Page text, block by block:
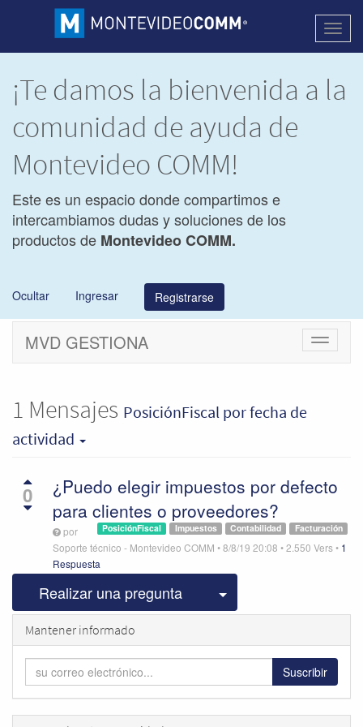
¡Te damos la bienvenida a la
comunidad de ayuda de
Montevideo COMM!
Este es un espacio donde compartimos e
intercambiamos dudas y soluciones de los
productos de Montevideo COMM.
Ocultar Ingresar Registrarse
Cambiar
MVD GESTIONA
1 Mensajes PosiciónFiscal por fecha de
actividad
0
¿Puedo elegir impuestos por defecto
para clientes o proveedores?
Facturación
Contabilidad
Impuestos
PosiciónFiscal
por
Soporte técnico - Montevideo COMM •8/8/19 20:08 •2.550 Vers• 1
Respuesta
Realizar una pregunta Seleccionar
Mantener informado
Suscribir